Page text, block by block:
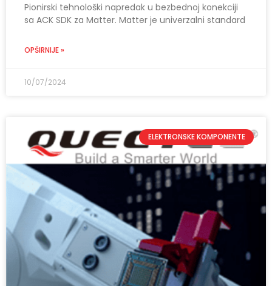
Pionirski tehnološki napredak u bezbednoj konekciji
sa ACK SDK za Matter. Matter je univerzalni standard
OPŠIRNIJE »
10/07/2024
ELEKTRONSKE KOMPONENTE